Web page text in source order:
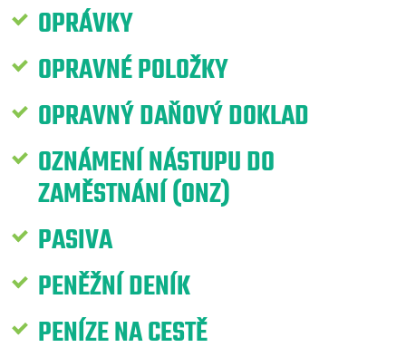
OPRÁVKY
OPRAVNÉ POLOŽKY
OPRAVNÝ DAŇOVÝ DOKLAD
OZNÁMENÍ NÁSTUPU DO
ZAMĚSTNÁNÍ (ONZ)
PASIVA
PENĚŽNÍ DENÍK
PENÍZE NA CESTĚ